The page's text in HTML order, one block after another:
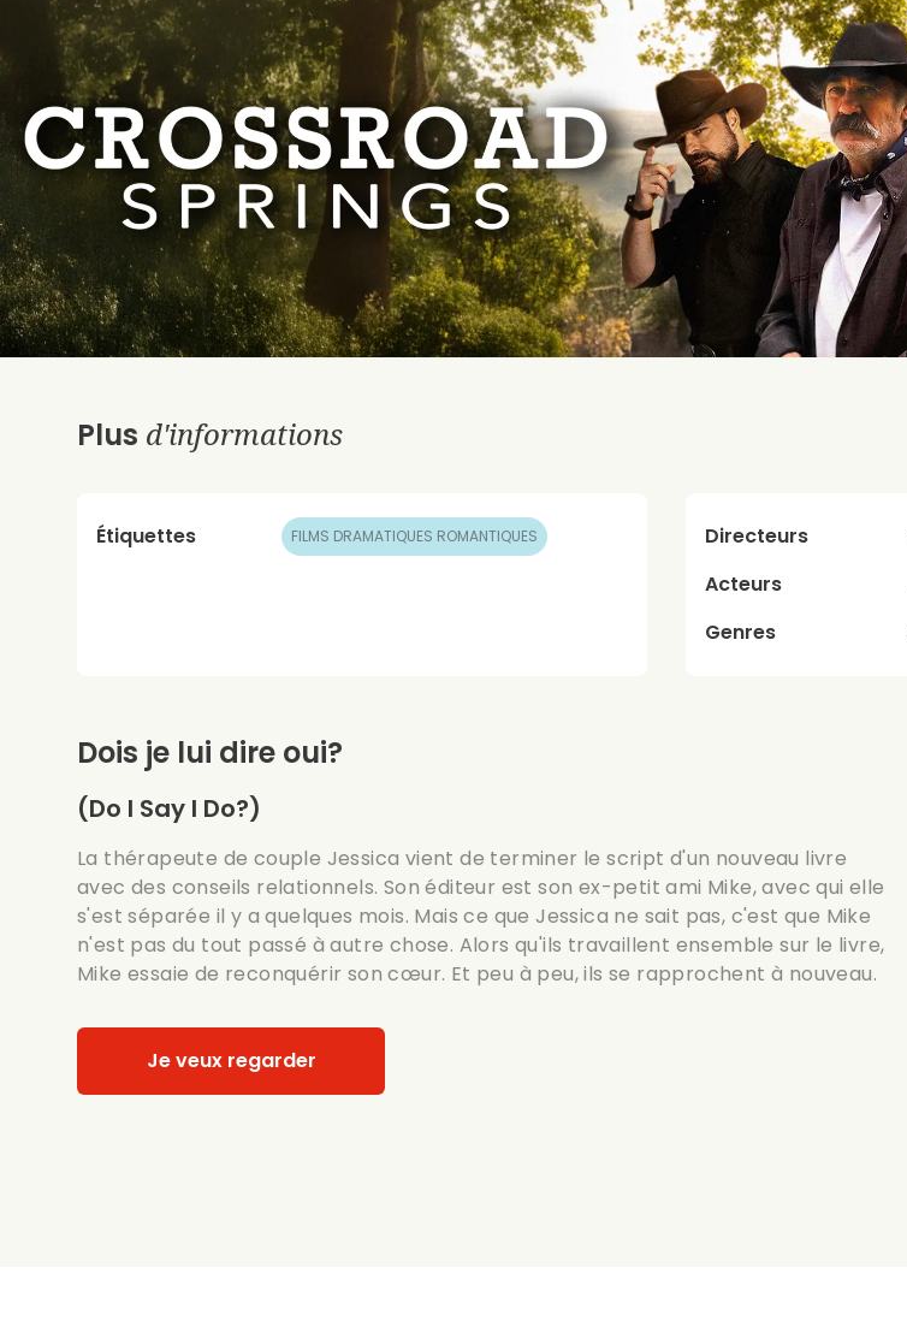
Plus d'informations
Étiquettes FILMS DRAMATIQUES ROMANTIQUES Directeurs
Acteurs
Genres
Dois je lui dire oui?
(Do I Say I Do?)
La thérapeute de couple Jessica vient de terminer le script d'un nouveau livre
avec des conseils relationnels. Son éditeur est son ex-petit ami Mike, avec qui elle
s'est séparée il y a quelques mois. Mais ce que Jessica ne sait pas, c'est que Mike
n'est pas du tout passé à autre chose. Alors qu'ils travaillent ensemble sur le livre,
Mike essaie de reconquérir son cœur. Et peu à peu, ils se rapprochent à nouveau.
Je veux regarder